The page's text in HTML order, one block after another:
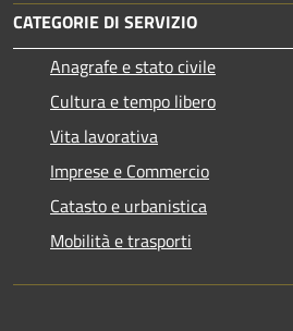
CATEGORIE DI SERVIZIO
Anagrafe e stato civile
Cultura e tempo libero
Vita lavorativa
Imprese e Commercio
Catasto e urbanistica
Mobilità e trasporti